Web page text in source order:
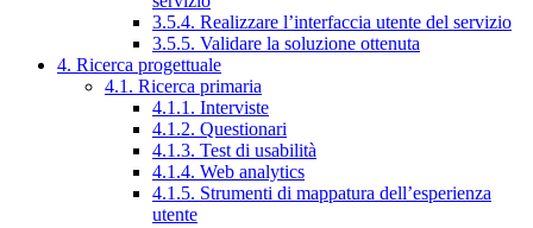
3.5.4. Realizzare l’interfaccia utente del servizio
3.5.5. Validare la soluzione ottenuta
4. Ricerca progettuale
4.1. Ricerca primaria
4.1.1. Interviste
4.1.2. Questionari
4.1.3. Test di usabilità
4.1.4. Web analytics
4.1.5. Strumenti di mappatura dell’esperienza
utente